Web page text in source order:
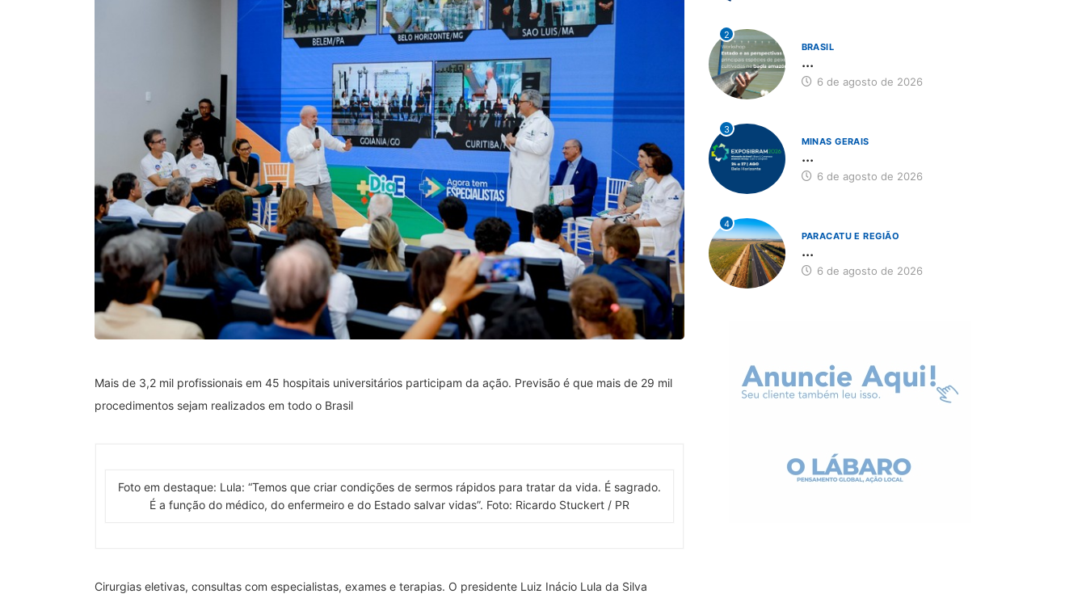
Mais de 3,2 mil profissionais em 45 hospitais universitários participam da ação. Previsão é que mais de 29 mil
procedimentos sejam realizados em todo o Brasil
Foto em destaque: Lula: “Temos que criar condições de sermos rápidos para tratar da vida. É sagrado.
É a função do médico, do enfermeiro e do Estado salvar vidas”. Foto: Ricardo Stuckert / PR
Cirurgias eletivas, consultas com especialistas, exames e terapias. O presidente Luiz Inácio Lula da Silva
2
BRASIL
...
6 de agosto de 2026
3
MINAS GERAIS
...
6 de agosto de 2026
4
PARACATU E REGIÃO
...
6 de agosto de 2026